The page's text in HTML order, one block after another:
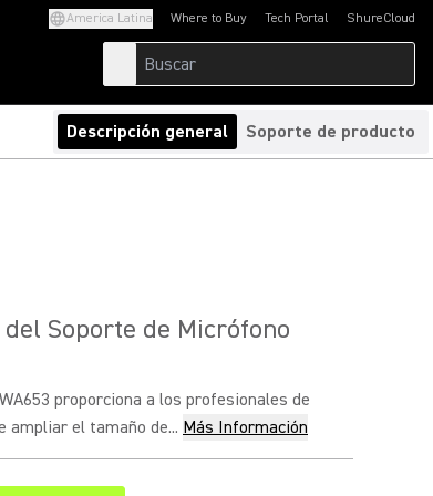
America Latina Where to Buy Tech Portal
(Opens in a new tab)ShureCloud
(Opens in a new
Descripción general Soporte de producto
Soporte de Micrófono
proporciona a los profesionales de
ampliar el tamaño de... Más Información